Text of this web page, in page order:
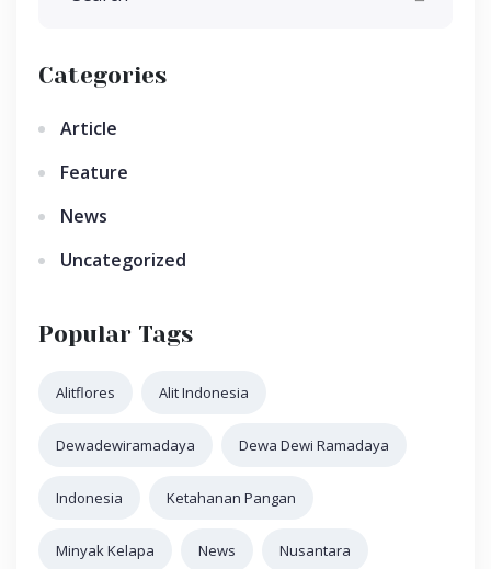
Categories
Article
Feature
News
Uncategorized
Popular Tags
Alitflores Alit Indonesia
Dewadewiramadaya Dewa Dewi Ramadaya
Indonesia Ketahanan Pangan
Minyak Kelapa News Nusantara